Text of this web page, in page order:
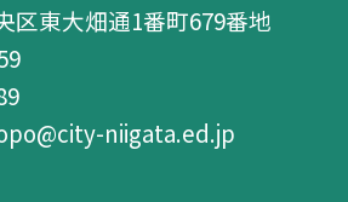
区東大畑通1番町679番地
niigata.ed.jp